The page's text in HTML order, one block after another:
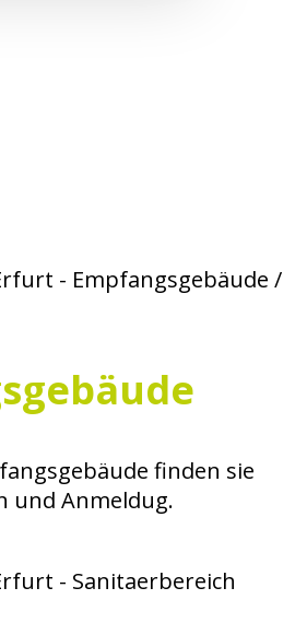
finden sie
und Anmeldug.